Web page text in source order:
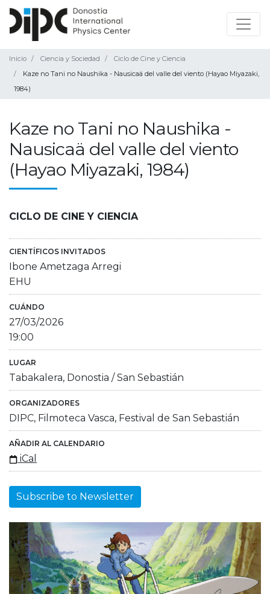
Inicio Ciencia y Sociedad
Ciclo de Cine y Ciencia
Kaze no Tani no Naushika - Nausicaä del valle del viento (Hayao Miyazaki,
1984)
Kaze no Tani no Naushika -
Nausicaä del valle del viento
(Hayao Miyazaki, 1984)
CICLO DE CINE Y CIENCIA
CIENTÍFICOS INVITADOS
Ibone Ametzaga Arregi
EHU
CUÁNDO
27/03/2026
19:00
LUGAR
Tabakalera, Donostia / San Sebastián
ORGANIZADORES
DIPC, Filmoteca Vasca, Festival de San Sebastián
AÑADIR AL CALENDARIO
iCal
Subscribe to Newsletter